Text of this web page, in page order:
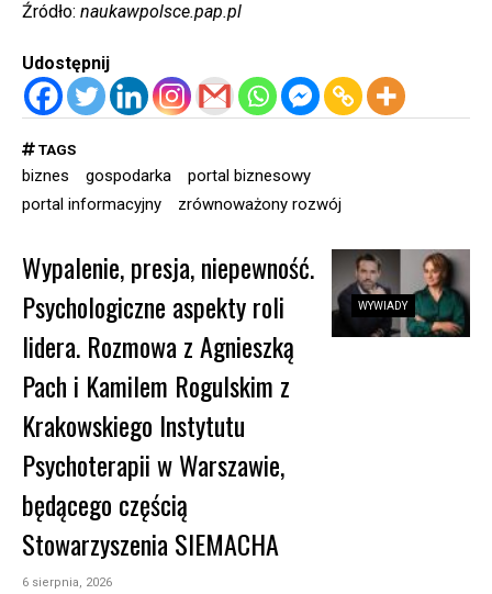
Źródło: naukawpolsce.pap.pl
Udostępnij
TAGS
biznes gospodarka
portal biznesowy
portal informacyjny
zrównoważony rozwój
WYWIADY
Wypalenie, presja, niepewność.
Psychologiczne aspekty roli
lidera. Rozmowa z Agnieszką
Pach i Kamilem Rogulskim z
Krakowskiego Instytutu
Psychoterapii w Warszawie,
będącego częścią
Stowarzyszenia SIEMACHA
6 sierpnia, 2026